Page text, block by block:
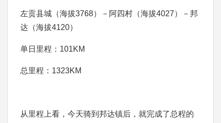
左贡县城（海拔3768）－阿四村（海拔4027）－邦
达（海拔4120）
单日里程：101KM
总里程：1323KM
从里程上看，今天骑到邦达镇后，就完成了总程的